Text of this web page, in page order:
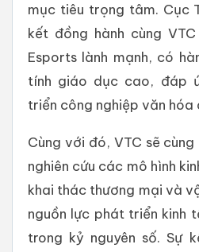
mục tiêu trọng tâm. Cục
kết đồng hành cùng
Esports lành mạnh, có
tính giáo dục cao, đáp
triển công nghiệp văn hóa
Cùng với đó, VTC sẽ
nghiên cứu các mô hình
khai thác thương mại và
nguồn lực phát triển kinh
trong kỷ nguyên số. Sự